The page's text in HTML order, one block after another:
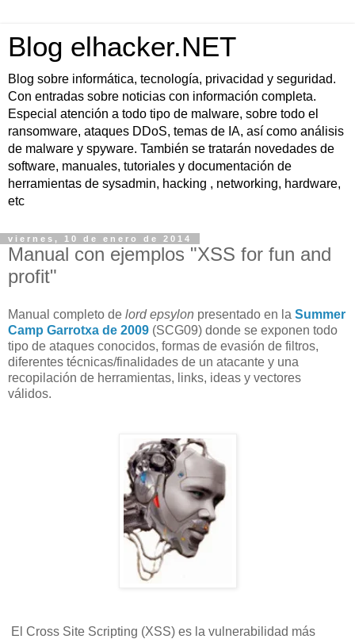
Blog elhacker.NET
Blog sobre informática, tecnología, privacidad y seguridad.
Con entradas sobre noticias con información completa.
Especial atención a todo tipo de malware, sobre todo el
ransomware, ataques DDoS, temas de IA, así como análisis
de malware y spyware. También se tratarán novedades de
software, manuales, tutoriales y documentación de
herramientas de sysadmin, hacking , networking, hardware,
etc
viernes, 10 de enero de 2014
Manual con ejemplos "XSS for fun and
profit"
Manual completo de lord epsylon presentado en la Summer
Camp Garrotxa de 2009 (SCG09) donde se exponen todo
tipo de ataques conocidos, formas de evasión de filtros,
diferentes técnicas/finalidades de un atacante y una
recopilación de herramientas, links, ideas y vectores
válidos.
El Cross Site Scripting (XSS) es la vulnerabilidad más